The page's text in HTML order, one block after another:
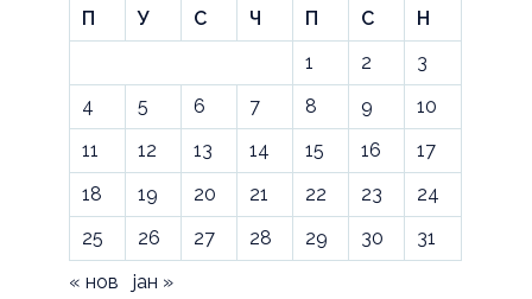
П
У С Ч П С
Н
1
2
3
4
5 6 7 8 9
10
11
12 13 14 15 16
17
18
19 20 21 22 23
24
25
26 27 28 29 30
31
« нов
јан »